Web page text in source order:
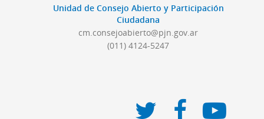
Unidad de Consejo Abierto y Participación
Ciudadana
cm.consejoabierto@pjn.gov.ar
(011) 4124-5247